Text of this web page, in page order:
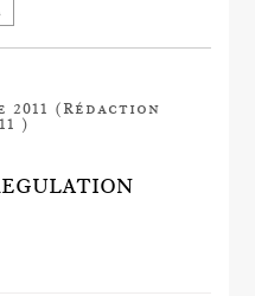
2011 (Rédaction
)